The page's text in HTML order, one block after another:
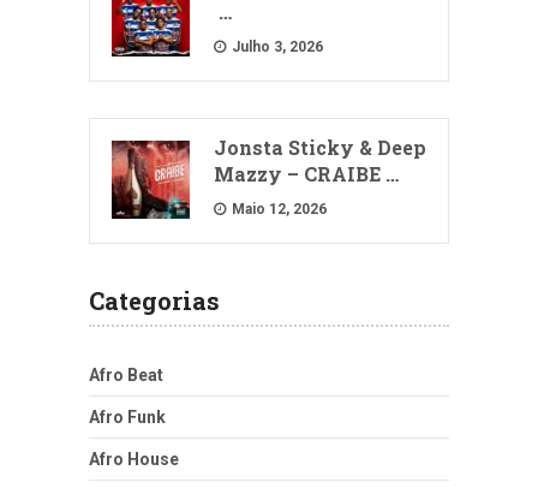
…
Julho 3, 2026
Jonsta Sticky & Deep
Mazzy – CRAIBE …
Maio 12, 2026
Categorias
Afro Beat
Afro Funk
Afro House